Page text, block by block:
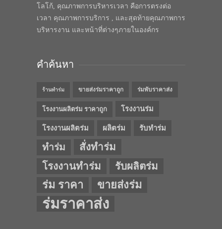
โลโก้, คุณภาพการบริหารเวลา คือการตรงต่อ
เวลา คุณภาพการบริการ , และสุดท้ายคุณภาพการ
บริหารงาน และหน้าที่ต่างๆภายในองค์กร
คำค้นหา
ร้านทำร่ม ขายส่งร่มราคาถูก ร่มพับราคาส่ง
โรงงานผลิตร่ม ราคาถูก โรงงานร่ม
โรงงานผลิตร่ม ผลิตร่ม รับทำร่ม
ทำร่ม
สั่งทำร่ม
โรงงานทำร่ม
รับผลิตร่ม
ร่ม ราคา ขายส่งร่ม
ร่มราคาส่ง